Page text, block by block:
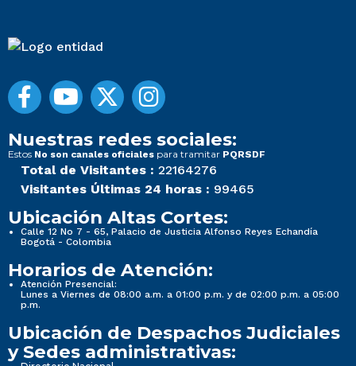
Nuestras redes sociales:
Estos No son canales oficiales para tramitar PQRSDF
Total de Visitantes : 22164276
Visitantes Últimas 24 horas : 99465
Ubicación Altas Cortes:
Calle 12 No 7 - 65, Palacio de Justicia Alfonso Reyes Echandía
Bogotá - Colombia
Horarios de Atención:
Atención Presencial:
Lunes a Viernes de 08:00 a.m. a 01:00 p.m. y de 02:00 p.m. a 05:00
p.m.
Ubicación de Despachos Judiciales
y Sedes administrativas: